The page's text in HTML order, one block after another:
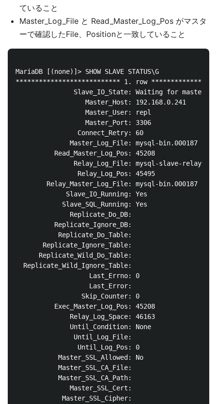
ていること
Master_Log_File と Read_Master_Log_Pos がマスタ
ーで確認したFile、Positionと一致していること
MariaDB [(none)]> SHOW SLAVE STATUS\G
*************************** 1. row
Slave_IO_State: Waiting for master
                  Master_Host: 192.168.0.241
                  Master_User: repl
                  Master_Port: 3306
                Connect_Retry: 60
              Master_Log_File: mysql-bin.000187
          Read_Master_Log_Pos: 45208
Relay_Log_File: mysql-slave-relay-
                Relay_Log_Pos: 45495
        Relay_Master_Log_File: mysql-bin.000187
             Slave_IO_Running: Yes
            Slave_SQL_Running: Yes
              Replicate_Do_DB:
          Replicate_Ignore_DB:
           Replicate_Do_Table:
       Replicate_Ignore_Table:
      Replicate_Wild_Do_Table:
  Replicate_Wild_Ignore_Table:
                   Last_Errno: 0
                   Last_Error:
                 Skip_Counter: 0
          Exec_Master_Log_Pos: 45208
              Relay_Log_Space: 46163
              Until_Condition: None
               Until_Log_File:
                Until_Log_Pos: 0
           Master_SSL_Allowed: No
           Master_SSL_CA_File:
           Master_SSL_CA_Path:
              Master_SSL_Cert:
            Master_SSL_Cipher: